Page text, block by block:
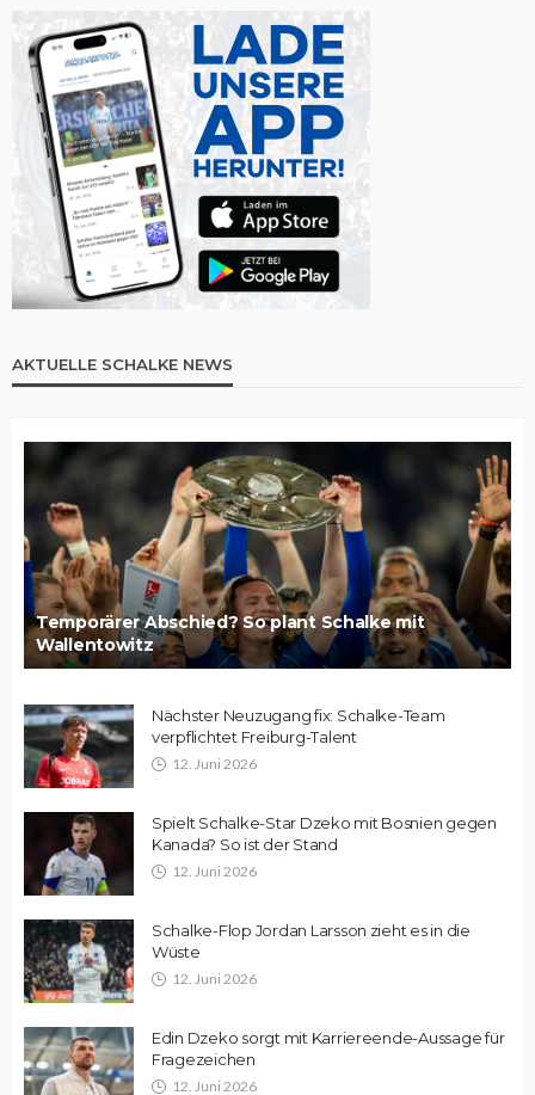
AKTUELLE SCHALKE NEWS
Temporärer Abschied? So plant Schalke mit
Wallentowitz
Nächster Neuzugang fix: Schalke-Team
verpflichtet Freiburg-Talent
12. Juni 2026
Spielt Schalke-Star Dzeko mit Bosnien gegen
Kanada? So ist der Stand
12. Juni 2026
Schalke-Flop Jordan Larsson zieht es in die
Wüste
12. Juni 2026
Edin Dzeko sorgt mit Karriereende-Aussage für
Fragezeichen
12. Juni 2026